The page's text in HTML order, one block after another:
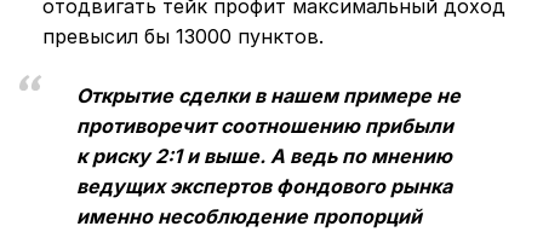
отодвигать тейк профит максимальный доход
превысил бы 13000 пунктов.
Открытие сделки в нашем примере не
противоречит соотношению прибыли
к риску 2:1 и выше. А ведь по мнению
ведущих экспертов фондового рынка
именно несоблюдение пропорций